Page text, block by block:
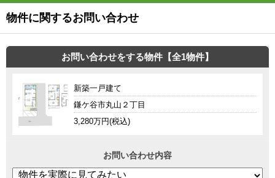
物件に関するお問い合わせ
お問い合わせをする物件【全1物件】
新築一戸建て
鎌ケ谷市丸山２丁目
3,280万円(税込)
お問い合わせ内容